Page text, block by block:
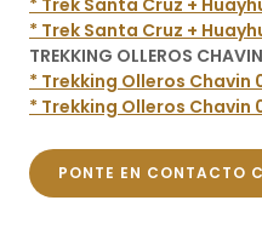
* Trek Santa Cruz +
* Trek Santa Cruz +
TREKKING OLLEROS
* Trekking Olleros Chavin
* Trekking Olleros Chavin
PONTE EN CONTACTO